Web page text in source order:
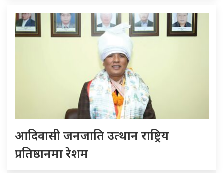
आदिवासी जनजाति उत्थान राष्ट्रिय
प्रतिष्ठानमा रेशम